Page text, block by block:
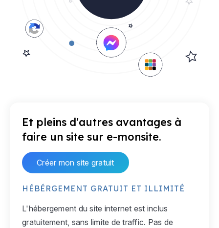
Et pleins d'autres avantages à
faire un site sur e-monsite.
Créer mon site gratuit
HÉBÉRGEMENT GRATUIT ET ILLIMITÉ
L'hébergement du site internet est inclus
gratuitement, sans limite de traffic. Pas de